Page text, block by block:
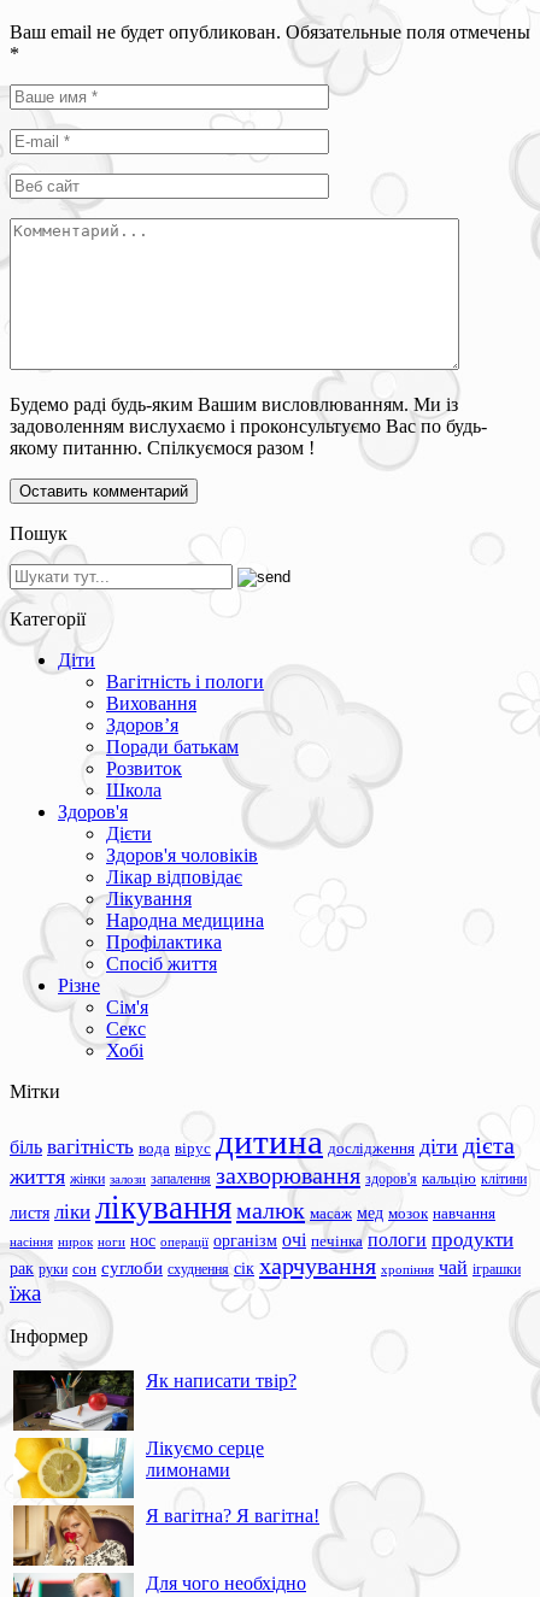
Ваш email не будет опубликован. Обязательные поля отмечены
*
Будемо раді будь-яким Вашим висловлюванням. Ми із
задоволенням вислухаємо і проконсультуємо Вас по будь-
якому питанню. Спілкуємося разом !
Пошук
Категорії
Діти
Вагітність і пологи
Виховання
Здоров’я
Поради батькам
Розвиток
Школа
Здоров'я
Дієти
Здоров'я чоловіків
Лікар відповідає
Лікування
Народна медицина
Профілактика
Спосіб життя
Різне
Сім'я
Секс
Хобі
Мітки
біль вагітність вода вірус дитина дослідження діти дієта
життя жінки залози запалення захворювання здоров'я кальцію клітини
листя ліки лікуваннямалюк масаж мед мозок навчання
насіння нирок ноги нос операції організм очі печінка пологи продукти
рак руки сон суглоби схуднення сік харчування хропіння чай іграшки
їжа
Інформер
Як написати твір?
Лікуємо серце
лимонами
Я вагітна? Я вагітна!
Для чого необхідно